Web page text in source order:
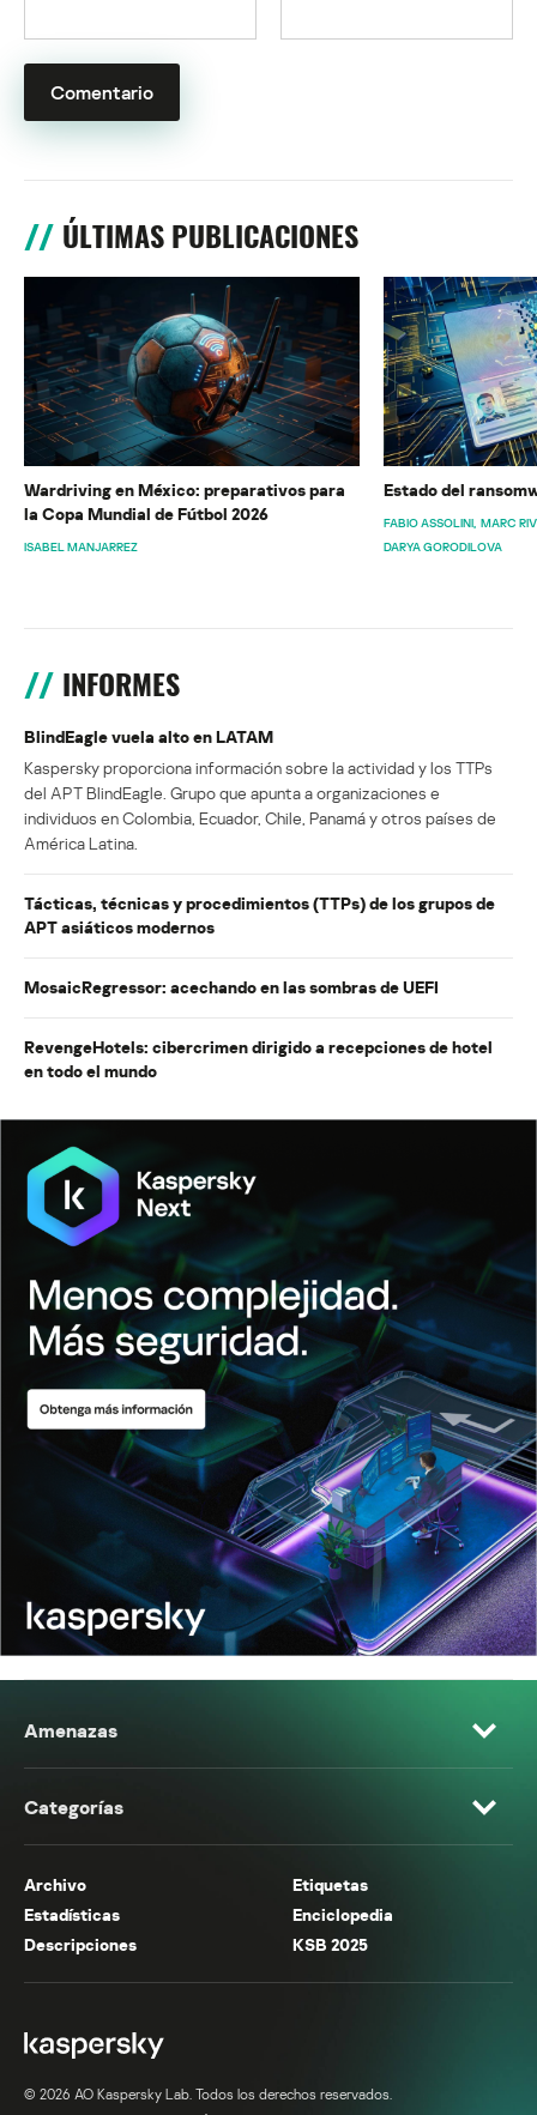
ÚLTIMAS PUBLICACIONES
Wardriving en México: preparativos para
la Copa Mundial de Fútbol 2026
ISABEL MANJARREZ
Estado del
FABIO ASSOLINI MARC
DARYA GORODILOVA
INFORMES
BlindEagle vuela alto en LATAM
Kaspersky proporciona información sobre la actividad y los TTPs
del APT BlindEagle. Grupo que apunta a organizaciones e
individuos en Colombia, Ecuador, Chile, Panamá y otros países de
América Latina.
Tácticas, técnicas y procedimientos (TTPs) de los grupos de
APT asiáticos modernos
MosaicRegressor: acechando en las sombras de UEFI
RevengeHotels: cibercrimen dirigido a recepciones de hotel
en todo el mundo
Amenazas
Categorías
Archivo
Etiquetas
Estadísticas
Enciclopedia
Descripciones
KSB 2025
© 2026 AO Kaspersky Lab. Todos los derechos reservados.